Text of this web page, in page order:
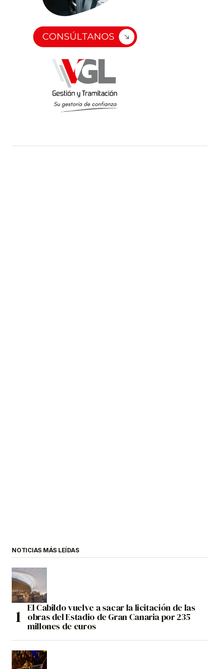
NOTICIAS MÁS LEÍDAS
El Cabildo vuelve a sacar la licitación de las
obras del Estadio de Gran Canaria por 235
millones de euros